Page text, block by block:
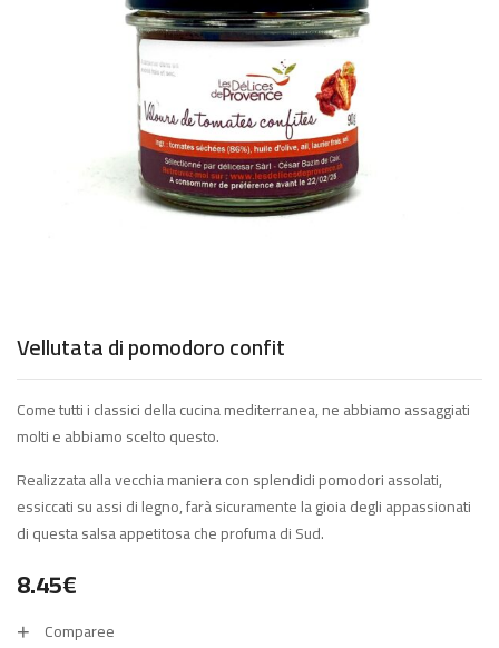
Vellutata di pomodoro confit
Come tutti i classici della cucina mediterranea, ne abbiamo assaggiati
molti e abbiamo scelto questo.
Realizzata alla vecchia maniera con splendidi pomodori assolati,
essiccati su assi di legno, farà sicuramente la gioia degli appassionati
di questa salsa appetitosa che profuma di Sud.
8.45€
Comparee